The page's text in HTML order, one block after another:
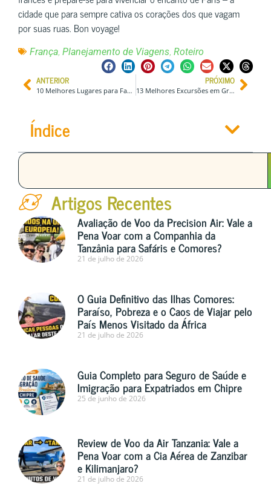
cidade que para sempre cativa os corações dos que vagam
por suas ruas. Bon voyage!
França, Planejamento de Viagens, Roteiro
ANTERIOR
10 Melhores Lugares para Famílias em Dubai, Emirados Árabes Unidos
PRÓXIMO
13 Melhores Excursões em Grupo p/ Explorar a Índia (Preços e Itinerários)
Índice
Artigos Recentes
Avaliação de Voo da Precision Air: Vale a
Pena Voar com a Companhia da
Tanzânia para Safáris e Comores?
21 de julho de 2026
O Guia Definitivo das Ilhas Comores:
Paraíso, Pobreza e o Caos de Viajar pelo
País Menos Visitado da África
21 de julho de 2026
Guia Completo para Seguro de Saúde e
Imigração para Expatriados em Chipre
25 de junho de 2026
Review de Voo da Air Tanzania: Vale a
Pena Voar com a Cia Aérea de Zanzibar
e Kilimanjaro?
21 de julho de 2026